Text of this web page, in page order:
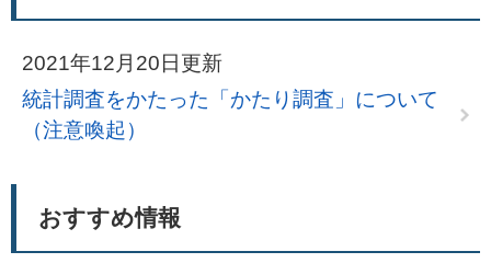
2021年12月20日更新
統計調査をかたった「かたり調査」について
（注意喚起）
おすすめ情報